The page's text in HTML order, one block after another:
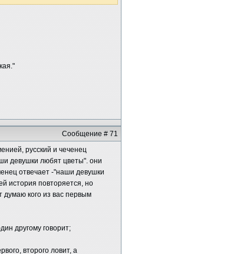
Сообщение # 71
русский и чеченец
девушки любят цветы". они
отвечает -"наши девушки
история повторяется, но
думаю кого из вас первым
другому говорит;
второго ловит, а